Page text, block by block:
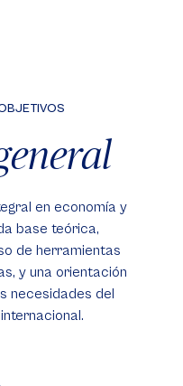
en economía y
base teórica,
de herramientas
y una orientación
necesidades del